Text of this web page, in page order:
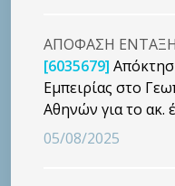
ΑΠΟΦΑΣΗ
[6035679]
Εμπειρίας στο
Αθηνών για το ακ.
05/08/2025